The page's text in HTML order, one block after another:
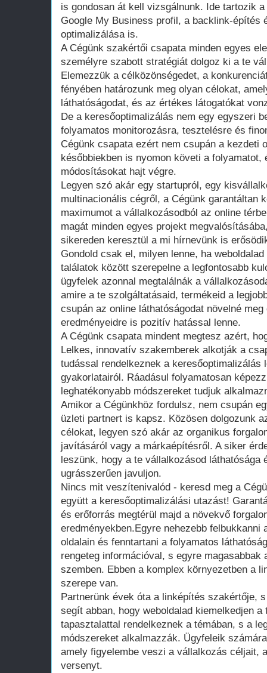
is gondosan át kell vizsgálnunk. Ide tartozik
Google My Business profil, a backlink-építés
optimalizálása is.
A Cégünk szakértői csapata minden egyes
személyre szabott stratégiát dolgoz ki a te
Elemezzük a célközönségedet, a
fényében határozunk meg olyan célokat,
láthatóságodat, és az értékes látogatókat
De a keresőoptimalizálás nem egy egyszeri
folyamatos monitorozásra, tesztelésre és
Cégünk csapata ezért nem csupán a kezdeti
későbbiekben is nyomon követi a folyamatot,
módosításokat hajt végre.
Legyen szó akár egy startupról, egy
multinacionális cégről, a Cégünk garantáltan
maximumot a vállalkozásodból az online
magát minden egyes projekt
sikereden keresztül a mi hírnevünk is
Gondold csak el, milyen lenne, ha
találatok között szerepelne a legfontosabb
ügyfelek azonnal megtalálnák a
amire a te szolgáltatásaid, termékeid a
csupán az online láthatóságodat növelné
eredményeidre is pozitív hatással lenne.
A Cégünk csapata mindent megtesz azért,
Lelkes, innovatív szakemberek alkotják a
tudással rendelkeznek a keresőoptimalizálás
gyakorlatairól. Ráadásul folyamatosan
leghatékonyabb módszereket tudjuk
Amikor a Cégünkhöz fordulsz, nem csupán
üzleti partnert is kapsz. Közösen dolgozunk
célokat, legyen szó akár az organikus
javításáról vagy a márkaépítésről. A siker
leszünk, hogy a te vállalkozásod láthatósága
ugrásszerűen javuljon.
Nincs mit veszítenivalód - keresd meg a
együtt a keresőoptimalizálási utazást!
és erőforrás megtérül majd a növekvő
eredményekben.Egyre nehezebb felbukkanni
oldalain és fenntartani a folyamatos
rengeteg információval, s egyre magasabbak
szemben. Ebben a komplex környezetben a
szerepe van.
Partnerünk évek óta a linképítés szakértője,
segít abban, hogy weboldalad kiemelkedjen
tapasztalattal rendelkeznek a témában, s a
módszereket alkalmazzák. Ügyfeleik
amely figyelembe veszi a vállalkozás céljait,
versenyt.